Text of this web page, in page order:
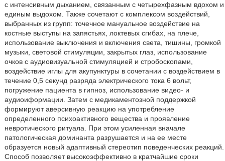
с интенсивным дыханием, связанным с четырехфазным вдохом и
единым выдохом. Также сочетают с комплексом воздействий,
выбранных из групп: точечное мануальное воздействие на
костные выступы на запястьях, локтевых сгибах, на плече,
использование выключения и включения света, тишины, громкой
музыки, световой стимуляции, закрытых глаз, использование
очков с аудиовизуальной стимуляцией и стробоскопами,
воздействие иглы для акупунктуры в сочетании с воздействием в
течение 0,5 секунд разряда электрического тока 6 вольт,
погружение пациента в гипноз, использование видео- и
аудиоиформации. Затем с медикаментозной поддержкой
формируют аверсивную реакцию на употребление
определенного психоактивного вещества и проявление
невротического ритуала. При этом усиленная вначале
патологическая доминанта разрушается и на ее месте
образуется новый адаптивный стереотип поведенческих реакций.
Способ позволяет высокоэффективно в кратчайшие сроки